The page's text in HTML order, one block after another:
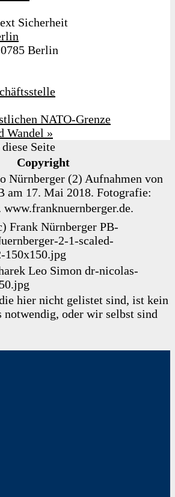
Sicherheit
Berlin
NATO-Grenze
Wandel »
Seite
Copyright
Nürnberger (2) Aufnahmen von
am 17. Mai 2018. Fotografie:
www.franknuernberger.de.
Frank Nürnberger PB-
2-1-scaled-
150x150.jpg
Leo Simon dr-nicolas-
hier nicht gelistet sind, ist kein
notwendig, oder wir selbst sind